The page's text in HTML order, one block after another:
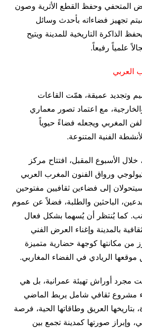
المتحفي وحفظ القطع الأثرية وصون
تجهيز فضاءاته بأحدث وسائل
الذاكرة التاريخية للمدينة ويتيح
علمياً رفيعاً.
العربي
وتجديد عميقة، همّت القاعات
مع اعتماد تصور معماري
المغربي ويجعله فضاءً حيوياً
الفنية المتنوعة.
الأسبوع المقبل، افتتاح مركز
ورواق الفنون المغرب العربي
إلى فضاءين ثقافيين مفتوحين
الباحثين والطلبة، فضلاً عن عموم
كما يُنتظر أن يُسهما بشكل فعال
بالمدينة وإغناء العرض الفني
من مكانتها كوجهة حضارية متميزة
موقعها الريادي في الفضاء المغاربي.
مجرد أوراش تهيئة عمرانية، بل هي
مشروع ثقافي شامل يربط الماضي
بتاريخها العريق وطاقاتها الحية، فرصة
وإبراز صورتها كمدينة تجمع بين